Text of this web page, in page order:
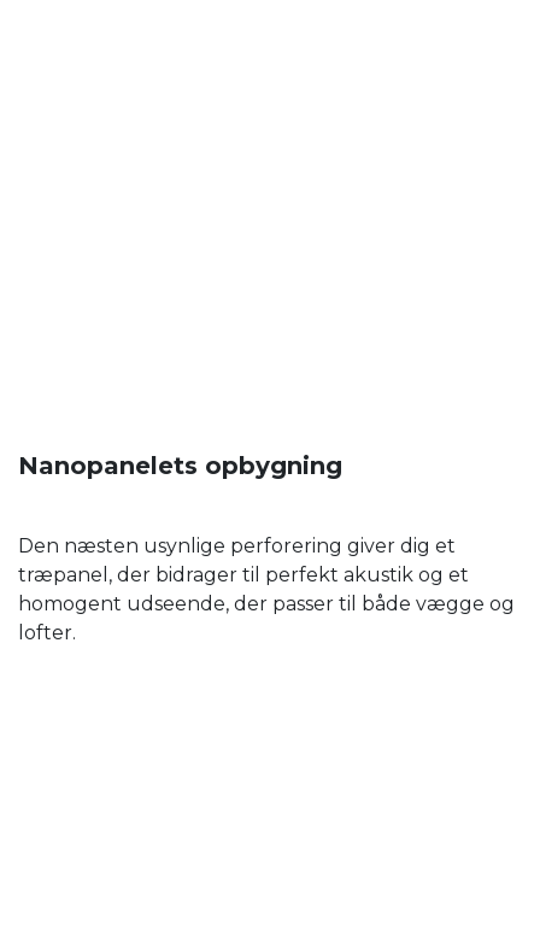
Nanopanelets opbygning
Den næsten usynlige perforering giver dig et
træpanel, der bidrager til perfekt akustik og et
homogent udseende, der passer til både vægge og
lofter.